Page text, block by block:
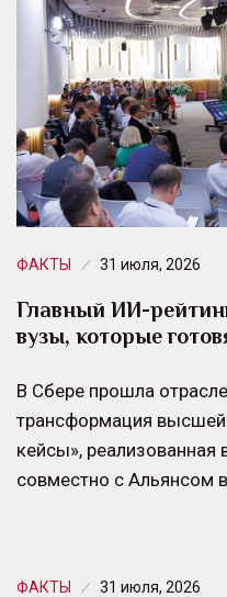
ФАКТЫ 31 июля, 2026
Главный ИИ-
вузы, которые
В Сбере прошла
трансформация
кейсы», реализованная
совместно с Альянсом
ФАКТЫ 31 июля, 2026